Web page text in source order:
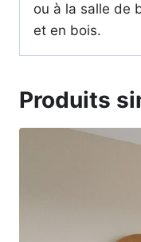
ou à la salle de
et en bois.
Produits